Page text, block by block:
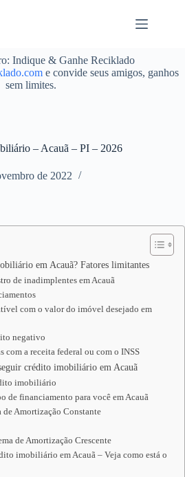
Indique & Ganhe Reciklado
e convide seus amigos, ganhos
sem limites.
– Acauã – PI – 2026
de 2022
em Acauã? Fatores limitantes
de inadimplentes em Acauã
com o valor do imóvel desejado em
negativo
com a receita federal ou com o INSS
crédito imobiliário em Acauã
imobiliário
de financiamento para você em Acauã
de Amortização Constante
de Amortização Crescente
imobiliário em Acauã – Veja como está o